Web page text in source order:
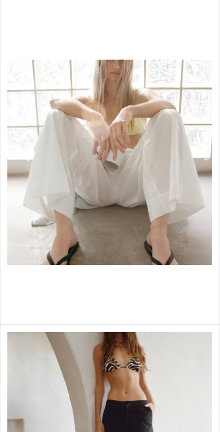
Bijoux
Shop items
Chaussures
Shop items